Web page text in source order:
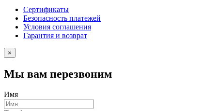
Сертификаты
Безопасность платежей
Условия соглашения
Гарантия и возврат
×
Мы вам перезвоним
Имя